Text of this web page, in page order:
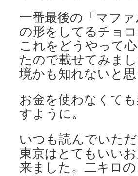
一番最後の「マフ
の形をしてるチョ
これをどうやって
たので載せてみま
境かも知れないと
お金を使わなくて
すように。
いつも読んでいた
東京はとてもいい
来ました。二キロ